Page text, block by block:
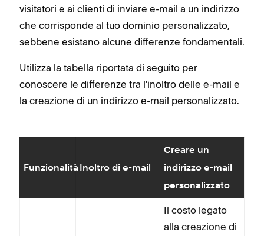
visitatori e ai clienti di inviare e-mail a un indirizzo
che corrisponde al tuo dominio personalizzato,
sebbene esistano alcune differenze fondamentali.
Utilizza la tabella riportata di seguito per
conoscere le differenze tra l'inoltro delle e-mail e
la creazione di un indirizzo e-mail personalizzato.
Funzionalità Inoltro di e-mail
Creare un
indirizzo e-mail
personalizzato
Il costo legato
alla creazione di